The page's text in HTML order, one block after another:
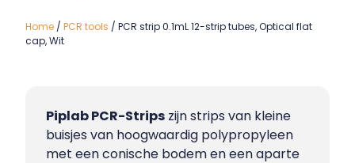
Home / PCR tools / PCR strip 0.1mL 12-strip tubes, Optical flat
cap, Wit
Piplab PCR-Strips zijn strips van kleine
buisjes van hoogwaardig polypropyleen
met een conische bodem en een aparte